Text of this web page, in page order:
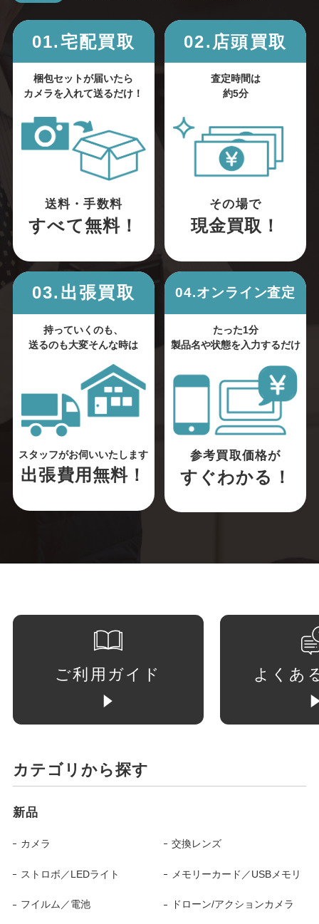
01.宅配買取
梱包セットが届いたら
カメラを入れて送るだけ！
送料・手数料
すべて無料！
02.店頭買取
査定時間は
約5分
その場で
現金買取！
03.出張買取
持っていくのも、
送るのも大変そんな時は
スタッフがお伺いいたします
出張費用無料！
04.オンライン査定
たった1分
製品名や状態を入力するだけ
参考買取価格が
すぐわかる！
ご利用ガイド よくあ
カテゴリから探す
新品
カメラ 交換レンズ
ストロボ／LEDライト メモリーカード／USBメモリ
フイルム／電池 ドローン/アクションカメラ